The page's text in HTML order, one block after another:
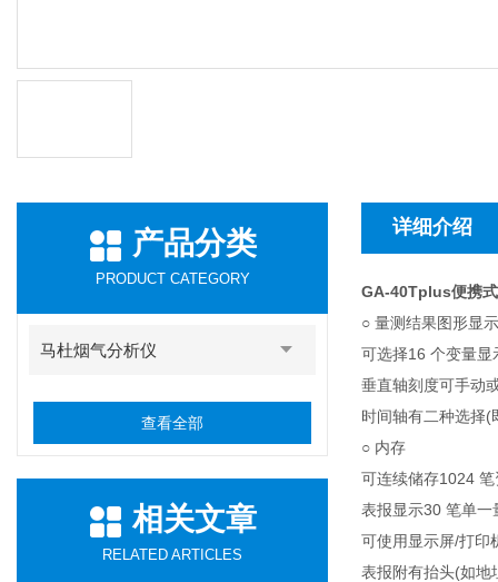
产品分类
PRODUCT CATEGORY
马杜烟气分析仪
查看全部
相关文章
RELATED ARTICLES
详细介绍
GA-40Tplus便携
○ 量测结果图形显示
可选择16 个变量显
垂直轴刻度可手动
时间轴有二种选择
○ 内存
可连续储存1024
表报显示30 笔单一
可使用显示屏/打印
表报附有抬头(如地